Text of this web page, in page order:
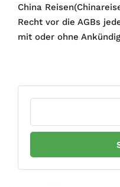
China
Recht vor die AGBs
mit oder ohne
Suchen